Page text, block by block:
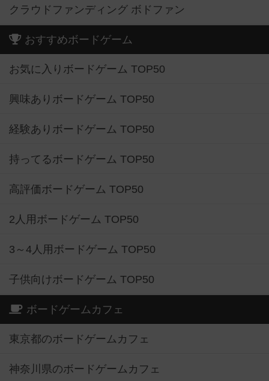
クラウドファンディング ボドファン
おすすめボードゲーム
お気に入りボードゲーム TOP50
興味ありボードゲーム TOP50
経験ありボードゲーム TOP50
持ってるボードゲーム TOP50
高評価ボードゲーム TOP50
2人用ボードゲーム TOP50
3～4人用ボードゲーム TOP50
子供向けボードゲーム TOP50
ボードゲームカフェ
東京都のボードゲームカフェ
神奈川県のボードゲームカフェ